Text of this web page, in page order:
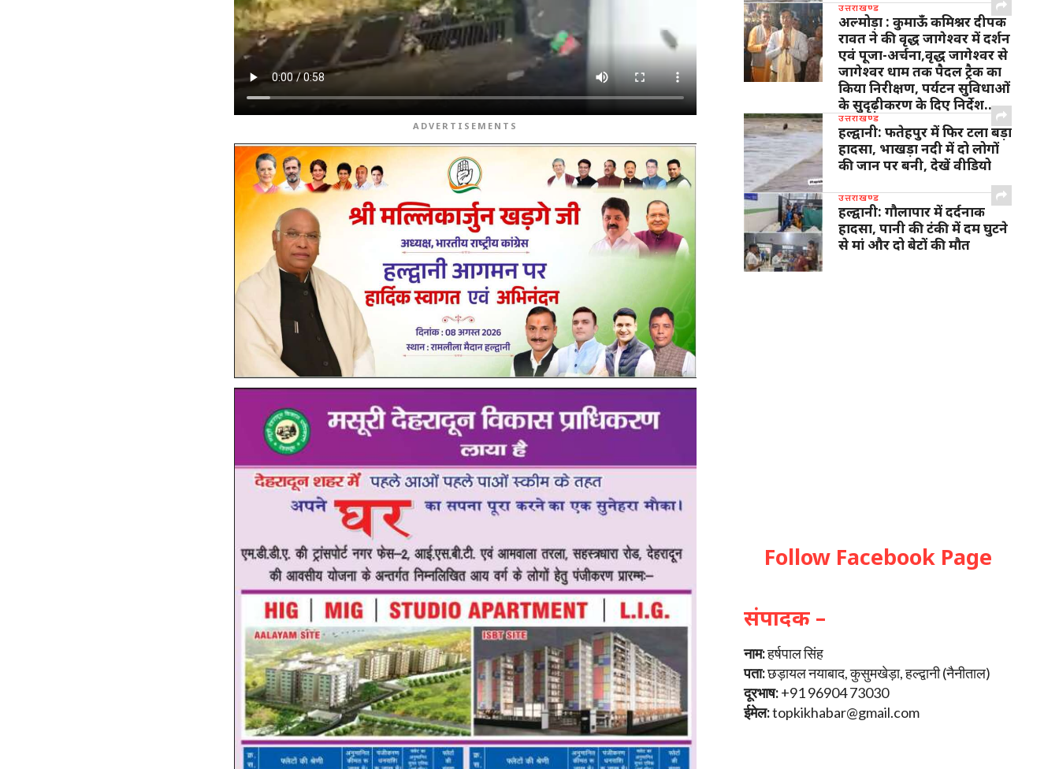
ADVERTISEMENTS
उत्तराखण्ड
अल्मोड़ा : कुमाऊँ कमिश्नर दीपक
रावत ने की वृद्ध जागेश्वर में दर्शन
एवं पूजा-अर्चना,वृद्ध जागेश्वर से
जागेश्वर धाम तक पैदल ट्रैक का
किया निरीक्षण, पर्यटन सुविधाओं
के सुदृढ़ीकरण के दिए निर्देश…
उत्तराखण्ड
हल्द्वानी: फतेहपुर में फिर टला बड़ा
हादसा, भाखड़ा नदी में दो लोगों
की जान पर बनी, देखें वीडियो
उत्तराखण्ड
हल्द्वानी: गौलापार में दर्दनाक
हादसा, पानी की टंकी में दम घुटने
से मां और दो बेटों की मौत
Follow Facebook Page
संपादक –
नाम:हर्षपाल सिंह
पता:छड़ायल नयाबाद, कुसुमखेड़ा, हल्द्वानी (नैनीताल)
दूरभाष:+91 96904 73030
ईमेल:topkikhabar@gmail.com